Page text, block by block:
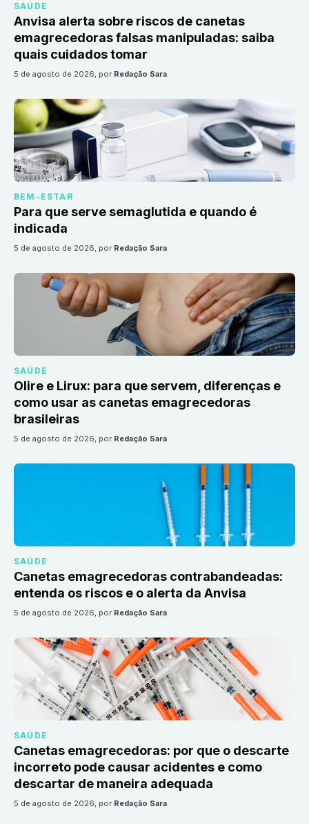
SAÚDE
Anvisa alerta sobre riscos de canetas
emagrecedoras falsas manipuladas: saiba
quais cuidados tomar
5 de agosto de 2026, por Redação Sara
BEM-ESTAR
Para que serve semaglutida e quando é
indicada
5 de agosto de 2026, por Redação Sara
SAÚDE
Olire e Lirux: para que servem, diferenças e
como usar as canetas emagrecedoras
brasileiras
5 de agosto de 2026, por Redação Sara
SAÚDE
Canetas emagrecedoras contrabandeadas:
entenda os riscos e o alerta da Anvisa
5 de agosto de 2026, por Redação Sara
SAÚDE
Canetas emagrecedoras: por que o descarte
incorreto pode causar acidentes e como
descartar de maneira adequada
5 de agosto de 2026, por Redação Sara